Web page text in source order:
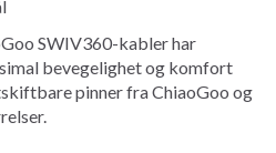
SWIV360-kabler har
bevegelighet og komfort
pinner fra ChiaoGoo og